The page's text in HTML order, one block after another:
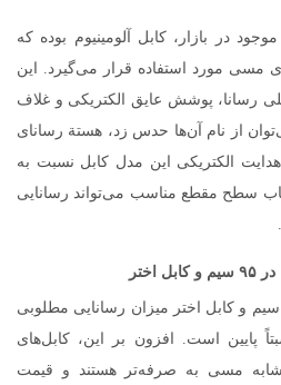
در بازار، کابل آلومینیوم بوده که
مسی مورد استفاده قرار می‌گیرد. این
رسانا، پوشش عایق الکتریکی و غلاف
از نام آن‌ها حدس زد، هستة رسانای
الکتریکی این مدل کابل نسبت به
سطح مقطع مناسب می‌تواند رسانایی
کابل آلومینیوم مفتولی ۱ در ۹۵ سیم و کابل اختر میزان رسانایی مطلوبی
پایین است. افزون بر این، کابل‌های
مسی به صرفه‌تر هستند و قیمت